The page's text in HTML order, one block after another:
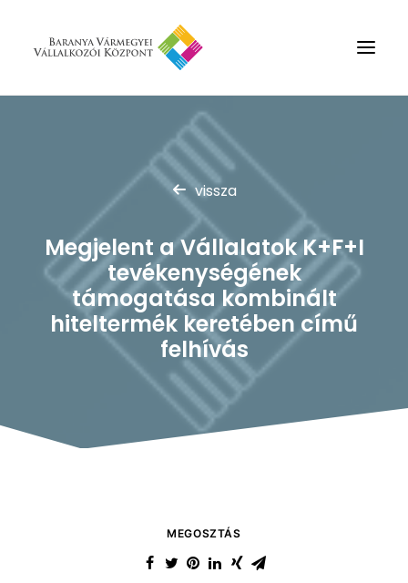
Rólunk
Szolgáltatások
Hírek
Partnerek
Kapcsolat
Keresés
vissza
Megjelent a Vállalatok K+F+I
tevékenységének
támogatása kombinált
hiteltermék keretében című
felhívás
MEGOSZTÁS